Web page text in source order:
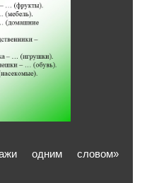
одним словом»